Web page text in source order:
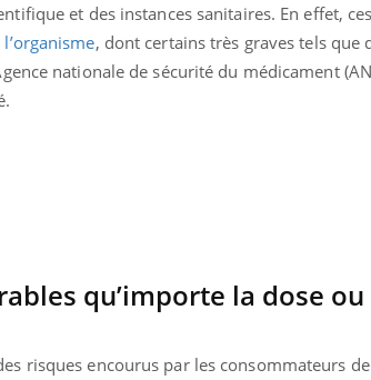
et des instances sanitaires. En effet,
, dont certains très graves tels que
nationale de sécurité du médicament
qu’importe la dose
risques encourus par les consommateurs
Cytomégalovirus : ce qui
change dans la prise en
charge des femmes
enceintes